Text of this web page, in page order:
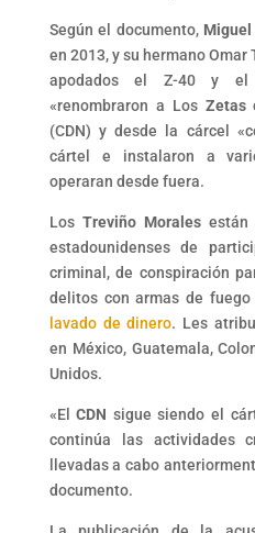
Según el documento,
en 2013, y su hermano
apodados el Z-40 y el
«renombraron a Los Zetas
(CDN) y desde la cárcel
cártel e instalaron a
operaran desde fuera.
Los Treviño Moralesestán
estadounidenses de
criminal, de conspiración
delitos con armas de
lavado de dinero. Les
en México, Guatemala,
Unidos.
«ElCDN sigue siendo el
continúa las actividades
llevadas a cabo
documento.